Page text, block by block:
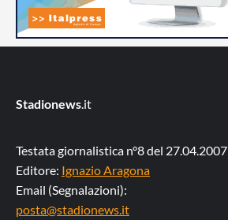
Stadionews .it
Testata giornalistica n°8 del 27.04.2007
Editore: Ignazio Aragona
Email (Segnalazioni):
posta@stadionews.it